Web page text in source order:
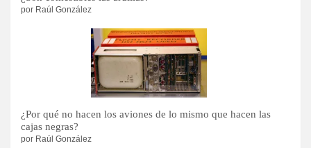
por Raúl González
¿Por qué no hacen los aviones de lo mismo que hacen las
cajas negras?
por Raúl González